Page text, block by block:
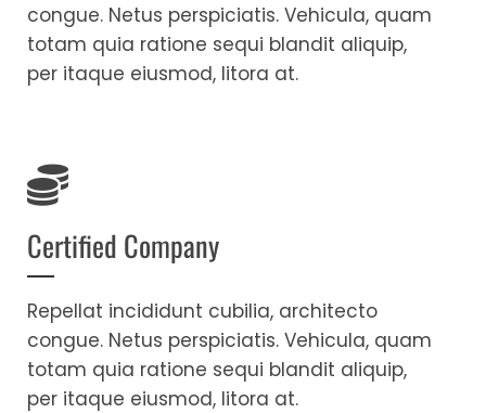
congue. Netus perspiciatis. Vehicula, quam
totam quia ratione sequi blandit aliquip,
per itaque eiusmod, litora at.
Certified Company
Repellat incididunt cubilia, architecto
congue. Netus perspiciatis. Vehicula, quam
totam quia ratione sequi blandit aliquip,
per itaque eiusmod, litora at.